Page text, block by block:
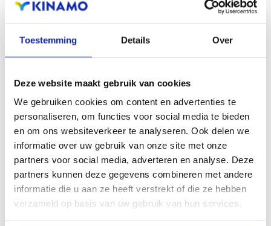
Toestemming Details Over
Deze website maakt gebruik van cookies
We gebruiken cookies om content en advertenties te
personaliseren, om functies voor social media te bieden
en om ons websiteverkeer te analyseren. Ook delen we
informatie over uw gebruik van onze site met onze
partners voor social media, adverteren en analyse. Deze
partners kunnen deze gegevens combineren met andere
informatie die u aan ze heeft verstrekt of die ze hebben
verzameld op basis van uw gebruik van hun services.
Articles connexes
Combien de temps faut-il avant de pouvoir
Dès que nous avons reçu votre commande - et que le
paiement a été approuvé - l'hébergement de votre
site...
En savoir plus